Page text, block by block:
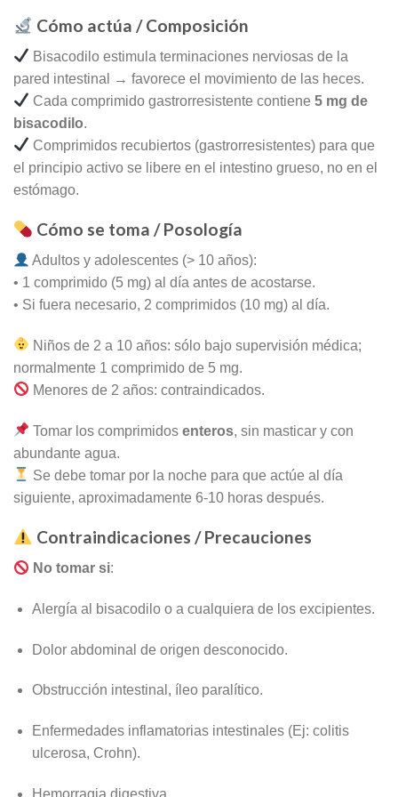
Cómo actúa / Composición
Bisacodilo estimula terminaciones nerviosas de la
pared intestinal → favorece el movimiento de las heces.
Cada comprimido gastrorresistente contiene5 mg de
bisacodilo.
Comprimidos recubiertos (gastrorresistentes) para que
el principio activo se libere en el intestino grueso, no en el
estómago.
Cómo se toma / Posología
Adultos y adolescentes (> 10 años):
• 1 comprimido (5 mg) al día antes de acostarse.
• Si fuera necesario, 2 comprimidos (10 mg) al día.
Niños de 2 a 10 años: sólo bajo supervisión médica;
normalmente 1 comprimido de 5 mg.
Menores de 2 años: contraindicados.
Tomar los comprimidosenteros, sin masticar y con
abundante agua.
Se debe tomar por la noche para que actúe al día
siguiente, aproximadamente 6-10 horas después.
Contraindicaciones / Precauciones
No tomar si:
Alergía al bisacodilo o a cualquiera de los excipientes.
Dolor abdominal de origen desconocido.
Obstrucción intestinal, íleo paralítico.
Enfermedades inflamatorias intestinales (Ej: colitis
ulcerosa, Crohn).
Hemorragia digestiva.